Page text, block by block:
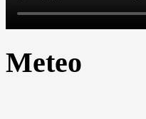
Meteo